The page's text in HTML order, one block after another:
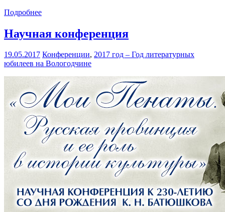
Подробнее
Научная конференция
19.05.2017 Конференции, 2017 год – Год литературных
юбилеев на Вологодчине